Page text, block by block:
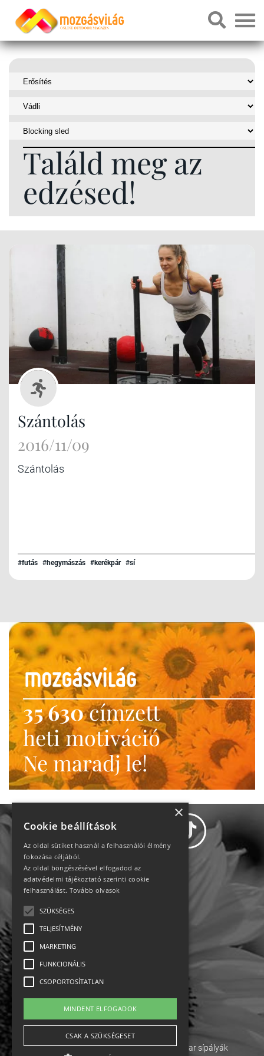
Találd meg az
edzésed!
Szántolás
2016/11/09
Szántolás
#futás #hegymászás #kerékpár #sí
35 630címzett
heti motiváció
Ne maradj le!
Adatvédelem
Impresszum-kapcsolat
English
Ebike Osztrák sípályák Magyar sípályák
×
Cookie beállítások
Az oldal sütiket használ a felhasználói élmény
fokozása céljából.
Az oldal böngészésével elfogadod az
adatvédelmi tájékoztató szerinti cookie
felhasználást. Tovább olvasok
SZÜKSÉGES
TELJESÍTMÉNY
MARKETING
FUNKCIONÁLIS
CSOPORTOSÍTATLAN
MINDENT ELFOGADOK
CSAK A SZÜKSÉGESET